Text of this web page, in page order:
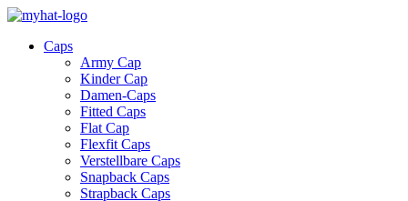
Caps
Army Cap
Kinder Cap
Damen-Caps
Fitted Caps
Flat Cap
Flexfit Caps
Verstellbare Caps
Snapback Caps
Strapback Caps